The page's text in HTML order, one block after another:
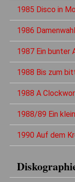
1985 Disco in
1986 Damenwahl
1987 Ein bunter
1988 Bis zum
1988 A
1988/89 Ein
1990 Auf dem